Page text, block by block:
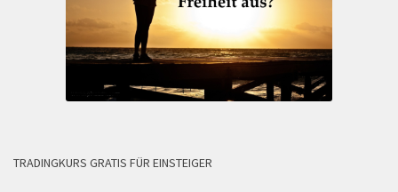
TRADINGKURS GRATIS FÜR EINSTEIGER